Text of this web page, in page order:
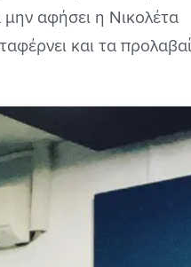
αφήσει η Νικολέτα
και τα